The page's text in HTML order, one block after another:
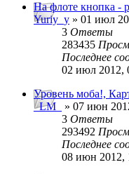
На флоте кнопка -
Yuriy_y » 01 июл
3 Ответы
283435
Последнее
02 июл 2012,
Уровень моба!,
_LM_
» 07 июн
3 Ответы
293492
Последнее
08 июн 2012,